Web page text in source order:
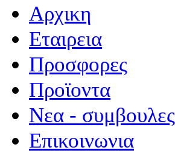
Αρχικη
Εταιρεια
Προσφορες
Προϊοντα
Nεα - συμβουλες
Επικοινωνια